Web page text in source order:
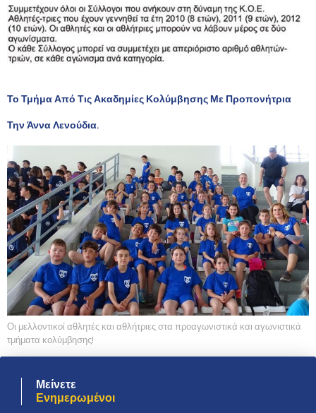
Το Τμήμα Από Τις Ακαδημίες Κολύμβησης Με Προπονήτρια
Την Άννα Λενούδια.
Οι μελλοντικοί αθλητές και αθλήτριες στα προαγωνιστικά και αγωνιστικά
τμήματα κολύμβησης!
Μείνετε
Ενημερωμένοι